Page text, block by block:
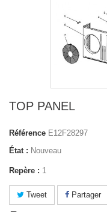
TOP PANEL
Référence E12F28297
État : Nouveau
Repère : 1
Tweet Partager